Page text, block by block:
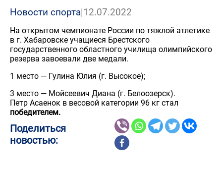
Новости спорта|12.07.2022
На открытом чемпионате России по тяжлой атлетике
в г. Хабаровске учащиеся Брестского
государственного областного училища олимпийского
резерва завоевали две медали.
1 место — Гулина Юлия (г. Высокое);
3 место — Мойсеевич Диана (г. Белоозерск).
Петр Асаенок в весовой категории 96 кг стал
победителем.
Поделиться
новостью: